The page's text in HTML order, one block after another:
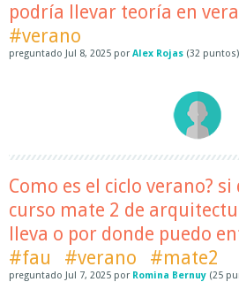
podría llevar teoría en
#verano
preguntado Jul 8, 2025 por Alex Rojas (32 puntos)
Como es el ciclo verano?
curso mate 2 de
lleva o por donde puedo
#fau
#verano #mate2
preguntado Jul 7, 2025 por Romina Bernuy (25